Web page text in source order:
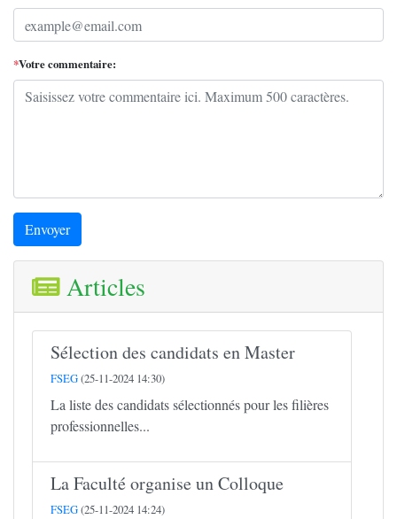
*Votre commentaire:
Envoyer
Articles
Sélection des candidats en Master
FSEG(25-11-2024 14:30)
La liste des candidats sélectionnés pour les filières
professionnelles...
La Faculté organise un Colloque
FSEG(25-11-2024 14:24)